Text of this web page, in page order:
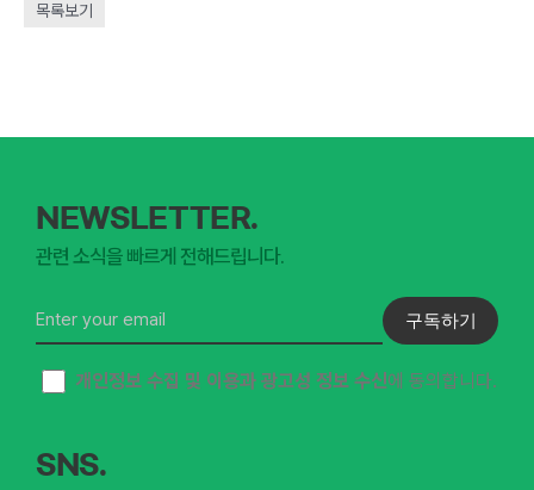
목록보기
NEWSLETTER.
관련 소식을 빠르게 전해드립니다.
구독하기
개인정보 수집 및 이용과 광고성 정보 수신에 동의합니다.
SNS.